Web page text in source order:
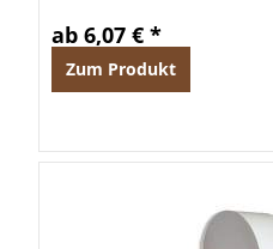
ab 6,07 € *
Zum Produkt